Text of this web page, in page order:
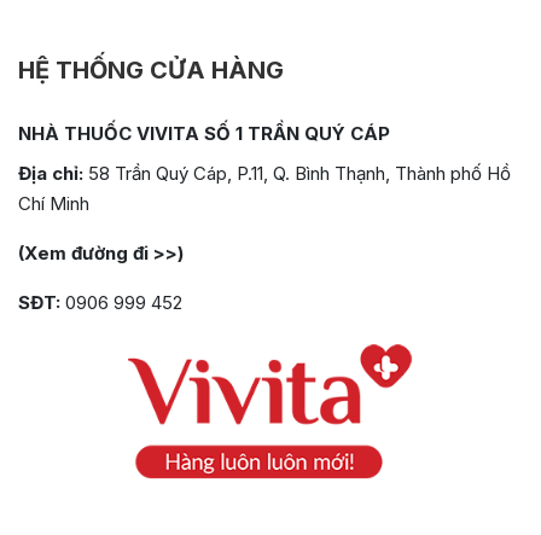
HỆ THỐNG CỬA HÀNG
NHÀ THUỐC VIVITA SỐ 1 TRẦN QUÝ CÁP
Địa chỉ: 58 Trần Quý Cáp, P.11, Q. Bình Thạnh, Thành phố Hồ
Chí Minh
(Xem đường đi >>)
SĐT: 0906 999 452